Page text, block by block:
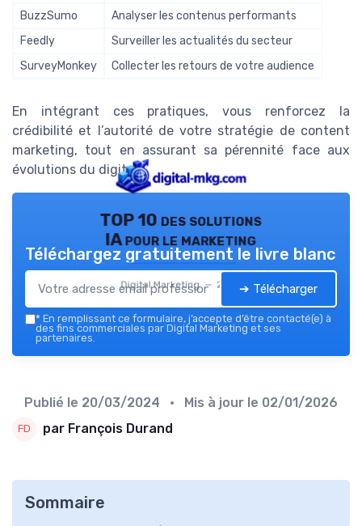
BuzzSumo
Analyser les contenus performants
Feedly
Surveiller les actualités du secteur
SurveyMonkey
Collecter les retours de votre audience
En intégrant ces pratiques, vous renforcez la
crédibilité et l’autorité de votre stratégie de content
marketing, tout en assurant sa pérennité face aux
évolutions du digital.
TOP 10 des solutions
IA pour le marketing
Digital Marketing — 2026
Téléchargez gratuitement le livre blanc
➔ Télécharger
* En remplissant ce formulaire, j’accepte d’être contacté(e) à
des fins commerciales par Digital Marketing et ses
partenaires.
Publié le 20/03/2024 • Mis à jour le 02/01/2026
par François Durand
Sommaire